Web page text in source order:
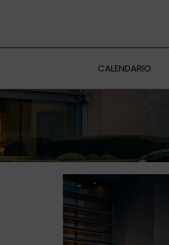
CALENDARIO